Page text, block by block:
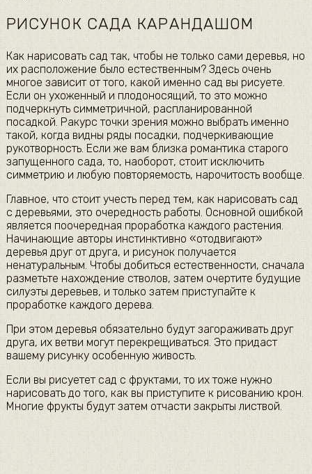
РИСУНОК САДА КАРАНДАШОМ
Как нарисовать сад так, чтобы не только сами деревья, но
их расположение было естественным? Здесь очень
многое зависит от того, какой именно сад вы рисуете.
Если он ухоженный и плодоносящий, то это можно
подчеркнуть симметричной, распланированной
посадкой. Ракурс точки зрения можно выбрать именно
такой, когда видны ряды посадки, подчеркивающие
рукотворность. Если же вам близка романтика старого
запущенного сада, то, наоборот, стоит исключить
симметрию и любую повторяемость, нарочитость вообще.
Главное, что стоит учесть перед тем, как нарисовать сад
с деревьями, это очередность работы. Основной ошибкой
является поочередная проработка каждого растения.
Начинающие авторы инстинктивно «отодвигают»
деревья друг от друга, и рисунок получается
ненатуральным. Чтобы добиться естественности, сначала
разметьте нахождение стволов, затем очертите будущие
силуэты деревьев, и только затем приступайте к
проработке каждого дерева.
При этом деревья обязательно будут загораживать друг
друга, их ветви могут перекрещиваться. Это придаст
вашему рисунку особенную живость.
Если вы рисуетет сад с фруктами, то их тоже нужно
нарисовать до того, как вы приступите к рисованию крон.
Многие фрукты будут затем отчасти закрыты листвой.